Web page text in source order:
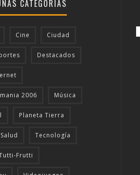
CATEGORÍAS
Cine Ciudad
Destacados
2006 Música
Planeta Tierra
Salud Tecnologí­a
Frutti